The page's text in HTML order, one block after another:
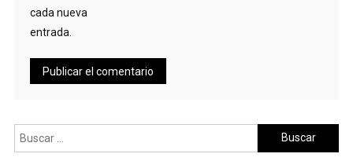
cada nueva
entrada.
Buscar: